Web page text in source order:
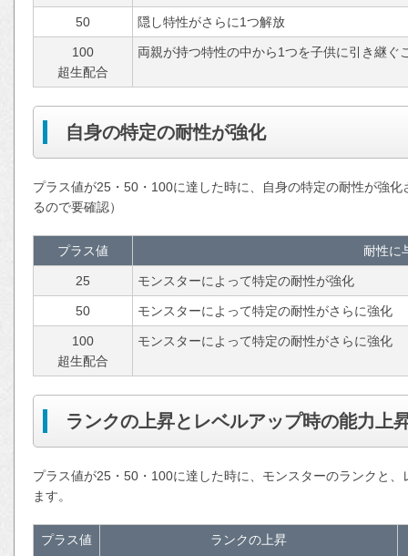
50 隠し特性がさらに1つ解放
100
超生配合
両親が持つ特性の中から1つを子供に引き継ぐ
自身の特定の耐性が強化
プラス値が25・50・100に達した時に、自身の特定の耐性が強
るので要確認）
プラス値 耐性に
25 モンスターによって特定の耐性が強化
50 モンスターによって特定の耐性がさらに強化
100
超生配合
モンスターによって特定の耐性がさらに強化
ランクの上昇とレベルアップ時の能力上
プラス値が25・50・100に達した時に、モンスターのランクと
ます。
プラス値 ランクの上昇